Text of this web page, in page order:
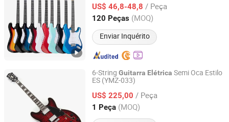
US$ 46,8-48,8 / Peça
120 Peças (MOQ)
Enviar Inquérito
Guangdong, China Desde 2022
6-String Guitarra Elétrica Semi Oca Estilo
ES (YMZ-033)
US$ 225,00 / Peça
1 Peça (MOQ)
Jinan Time Machine Tech Co., Ltd.
Shandong, China Desde 2014